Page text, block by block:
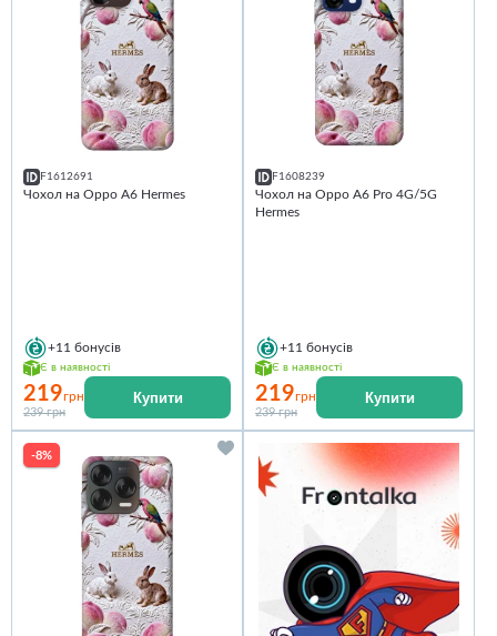
F1612691
Чохол на Oppo A6 Hermes
+11 бонусів
Є в наявності
219грн
239 грн
Купити
F1608239
Чохол на Oppo A6 Pro 4G/5G
Hermes
+11 бонусів
Є в наявності
219грн
239 грн
Купити
-8%